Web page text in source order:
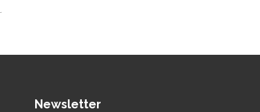
Newsletter